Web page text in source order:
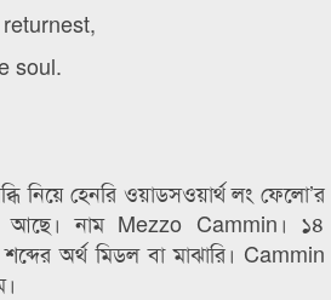
soul.
নিয়ে হেনরি ওয়াডসওয়ার্থ লং ফেলো’র
আছে। নাম Mezzo Cammin। ১৪
অর্থ মিডল বা মাঝারি। Cammin